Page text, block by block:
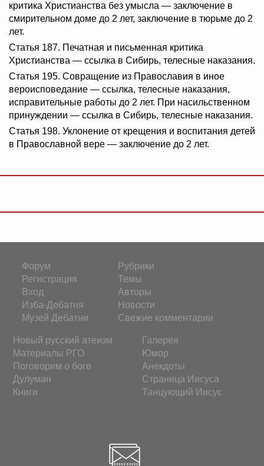
критика Христианства без умысла — заключение в
смирительном доме до 2 лет, заключение в тюрьме до 2
лет.
Статья 187. Печатная и письменная критика
Христианства — ссылка в Сибирь, телесные наказания.
Статья 195. Совращение из Православия в иное
вероисповедание — ссылка, телесные наказания,
исправительные работы до 2 лет. При насильственном
принуждении — ссылка в Сибирь, телесные наказания.
Статья 198. Уклонение от крещения и воспитания детей
в Православной вере — заключение до 2 лет.
Форум
Регистрация
Вход
Изба-Дебатня
Музей Дебатни
Рубрики
Темы
Авторы
Новости
Свежие комментарии
Новый русский атеизм
Материалы РГО
Поговорим о боге
Дулуман
Книги
Галерея
Юмор
Анекдоты
Страница Иисуса
Танцующий Иисус